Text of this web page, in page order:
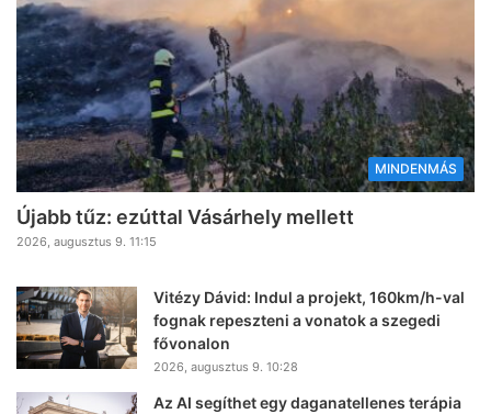
MINDENMÁS
Újabb tűz: ezúttal Vásárhely mellett
2026, augusztus 9. 11:15
Vitézy Dávid: Indul a projekt, 160km/h-val
fognak repeszteni a vonatok a szegedi
fővonalon
2026, augusztus 9. 10:28
Az AI segíthet egy daganatellenes terápia